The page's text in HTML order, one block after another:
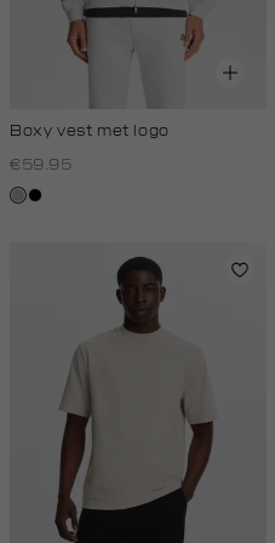
Boxy vest met logo
€59.95
grijs,zwart